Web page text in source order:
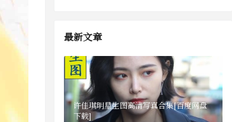
最新文章
许佳琪明星生图高清写真合集[百度网盘
下载]